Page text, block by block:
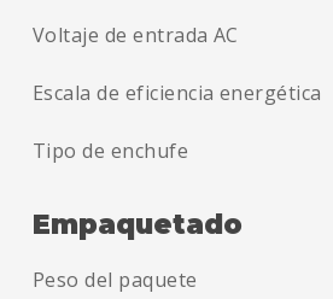
Voltaje de entrada AC
Escala de eficiencia energética
Tipo de enchufe
Empaquetado
Peso del paquete